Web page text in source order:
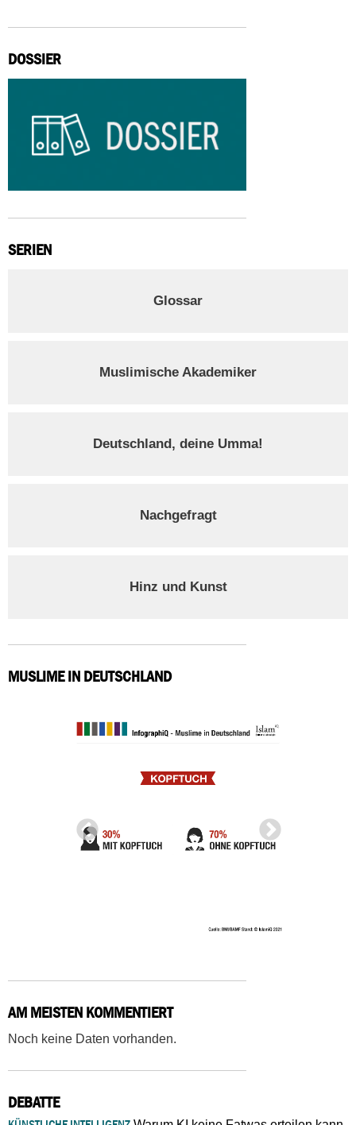
DOSSIER
SERIEN
Glossar
Muslimische Akademiker
Deutschland, deine Umma!
Nachgefragt
Hinz und Kunst
MUSLIME IN DEUTSCHLAND
AM MEISTEN KOMMENTIERT
Noch keine Daten vorhanden.
DEBATTE